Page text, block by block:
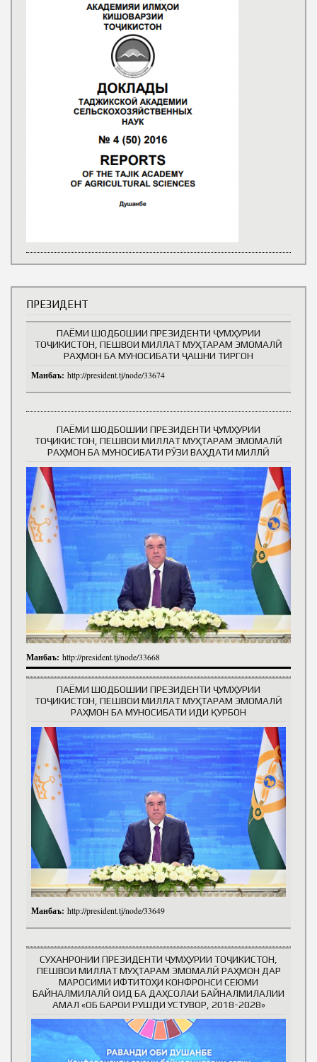
ПРЕЗИДЕНТ
ПАЁМИ ШОДБОШИИ ПРЕЗИДЕНТИ ҶУМҲУРИИ
ТОҶИКИСТОН, ПЕШВОИ МИЛЛАТ МУҲТАРАМ ЭМОМАЛӢ
РАҲМОН БА МУНОСИБАТИ ҶАШНИ ТИРГОН
Манбаъ: http://president.tj/node/33674
ПАЁМИ ШОДБОШИИ ПРЕЗИДЕНТИ ҶУМҲУРИИ
ТОҶИКИСТОН, ПЕШВОИ МИЛЛАТ МУҲТАРАМ ЭМОМАЛӢ
РАҲМОН БА МУНОСИБАТИ РӮЗИ ВАҲДАТИ МИЛЛӢ
Манбаъ: http://president.tj/node/33668
ПАЁМИ ШОДБОШИИ ПРЕЗИДЕНТИ ҶУМҲУРИИ
ТОҶИКИСТОН, ПЕШВОИ МИЛЛАТ МУҲТАРАМ ЭМОМАЛӢ
РАҲМОН БА МУНОСИБАТИ ИДИ ҚУРБОН
Манбаъ: http://president.tj/node/33649
СУХАНРОНИИ ПРЕЗИДЕНТИ ҶУМҲУРИИ ТОҶИКИСТОН,
ПЕШВОИ МИЛЛАТ МУҲТАРАМ ЭМОМАЛӢ РАҲМОН ДАР
МАРОСИМИ ИФТИТОҲИ КОНФРОНСИ СЕЮМИ
БАЙНАЛМИЛАЛӢ ОИД БА ДАҲСОЛАИ БАЙНАЛМИЛАЛИИ
АМАЛ «ОБ БАРОИ РУШДИ УСТУВОР, 2018-2028»